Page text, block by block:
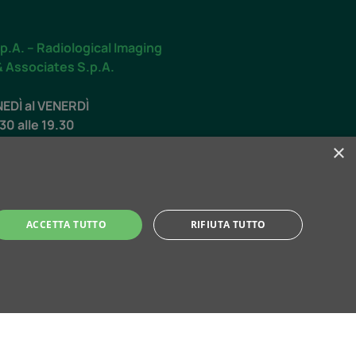
– Radiological Imaging
Associates S.p.A.
al VENERDÌ
alle 19.30
alle 12.30
×
ACCETTA TUTTO RIFIUTA TUTTO